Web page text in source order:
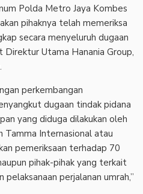
Polda Metro Jaya Kombes
pihaknya telah memeriksa
secara menyeluruh dugaan
Utama Hanania Group,
perkembangan
dugaan tindak pidana
yang diduga dilakukan oleh
Tamma Internasional atau
pemeriksaan terhadap 70
pihak-pihak yang terkait
perjalanan umrah,”